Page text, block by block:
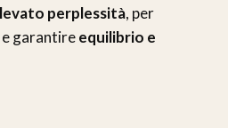
perplessità, per
e garantireequilibrio e